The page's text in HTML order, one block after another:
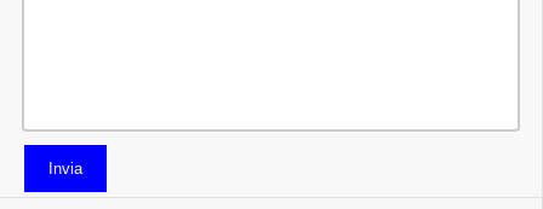
Invia